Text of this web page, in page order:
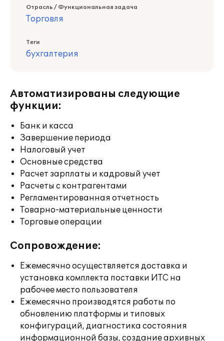
Отрасль / Функциональная задача
Торговля
Теги
бухгалтерия
Автоматизированы следующие
функции:
Банк и касса
Завершение периода
Налоговый учет
Основные средства
Расчет зарплаты и кадровый учет
Расчеты с контрагентами
Регламентированная отчетность
Товарно-материальные ценности
Торговые операции
Сопровождение:
Ежемесячно осуществляется доставка и
установка комплекта поставки ИТС на
рабочее место пользователя
Ежемесячно производятся работы по
обновлению платформы и типовых
конфигураций, диагностика состояния
информационной базы, создание архивных